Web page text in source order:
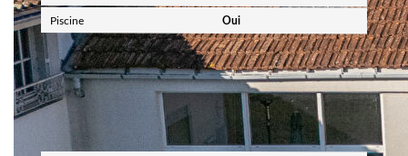
Piscine Oui